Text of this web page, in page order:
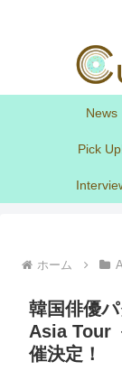
News
Pick
ホーム
韓国俳優
Asia Tour
催決定！